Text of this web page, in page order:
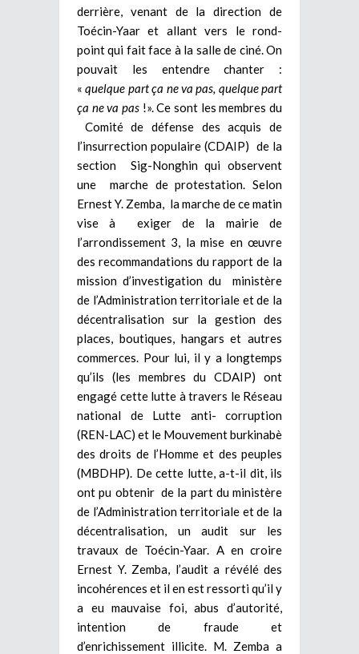
derrière, venant de la direction de
Toécin-Yaar et allant vers le rond-
point qui fait face à la salle de ciné. On
pouvait les entendre chanter :
«quelque part ça ne va pas, quelque part
ça ne va pas !». Ce sont les membres du
Comité de défense des acquis de
l’insurrection populaire (CDAIP) de la
section Sig-Nonghin qui observent
une marche de protestation. Selon
Ernest Y. Zemba, la marche de ce matin
vise à exiger de la mairie de
l’arrondissement 3, la mise en œuvre
des recommandations du rapport de la
mission d’investigation du ministère
de l’Administration territoriale et de la
décentralisation sur la gestion des
places, boutiques, hangars et autres
commerces. Pour lui, il y a longtemps
qu’ils (les membres du CDAIP) ont
engagé cette lutte à travers le Réseau
national de Lutte anti- corruption
(REN-LAC) et le Mouvement burkinabè
des droits de l’Homme et des peuples
(MBDHP). De cette lutte, a-t-il dit, ils
ont pu obtenir de la part du ministère
de l’Administration territoriale et de la
décentralisation, un audit sur les
travaux de Toécin-Yaar. A en croire
Ernest Y. Zemba, l’audit a révélé des
incohérences et il en est ressorti qu’il y
a eu mauvaise foi, abus d’autorité,
intention de fraude et
d’enrichissement illicite. M. Zemba a